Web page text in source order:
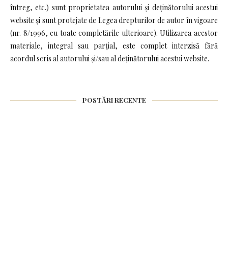
întreg, etc.) sunt proprietatea autorului și deținătorului acestui
website și sunt protejate de Legea drepturilor de autor în vigoare
(nr. 8/1996, cu toate completările ulterioare). Utilizarea acestor
materiale, integral sau parțial, este complet interzisă fără
acordul scris al autorului și/sau al deținătorului acestui website.
POSTĂRI RECENTE